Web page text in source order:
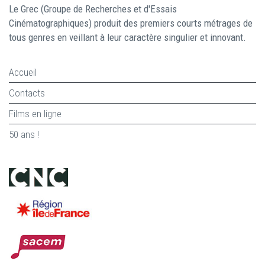
Le Grec (Groupe de Recherches et d'Essais
Cinématographiques) produit des premiers courts métrages de
tous genres en veillant à leur caractère singulier et innovant.
Accueil
Contacts
Films en ligne
50 ans !